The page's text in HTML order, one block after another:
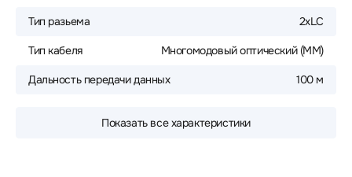
Тип разьема 2xLC
Тип кабеля Многомодовый оптический (MM)
Дальность передачи данных 100 м
Показать все характеристики